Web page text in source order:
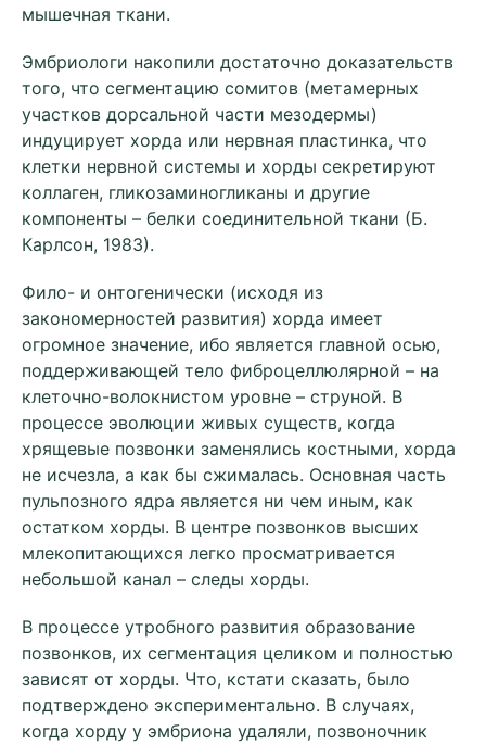
мышечная ткани.
Эмбриологи накопили достаточно доказательств
того, что сегментацию сомитов (метамерных
участков дорсальной части мезо­дермы)
индуцирует хорда или нервная пластинка, что
клетки нервной системы и хорды секретируют
коллаген, гликозаминогликаны и другие
компоненты – белки соединительной ткани (Б.
Карлсон, 1983).
Фило- и онтогенически (исходя из
закономерностей развития) хорда имеет
огромное значение, ибо является главной осью,
поддерживающей тело фиброцеллюлярной – на
клеточно-волокнистом уровне – струной. В
процессе эволюции живых существ, когда
хрящевые позвонки заменялись костными, хорда
не исчезла, а как бы сжималась. Основная часть
пульпозного ядра является ни чем иным, как
остатком хорды. В центре позвонков высших
млекопитающихся легко просматривается
небольшой канал – следы хорды.
В процессе утробного развития образование
позвонков, их сегментация целиком и полностью
зависят от хорды. Что, кстати сказать, было
подтверждено экспериментально. В случаях,
когда хорду у эмбриона удаляли, позвоночник